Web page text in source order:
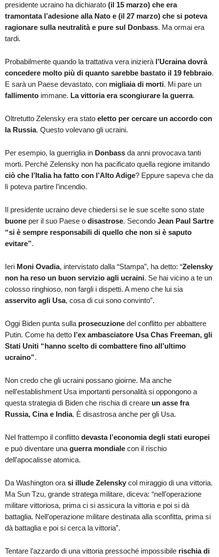
presidente ucraino ha dichiarato (il 15 marzo) che era
tramontata l’adesione alla Nato e (il 27 marzo) che si poteva
ragionare sulla neutralità e pure sul Donbass. Ma ormai era
tardi.
Probabilmente quando la trattativa vera inizierà l’Ucraina dovrà
concedere molto più di quanto sarebbe bastato il 19 febbraio.
E sarà un Paese devastato, con migliaia di morti. Mi pare un
fallimento immane. La vittoria era scongiurare la guerra.
Oltretutto Zelensky era stato eletto per cercare un accordo con
la Russia. Questo volevano gli ucraini.
Per esempio, la guerriglia in Donbass da anni provocava tanti
morti. Perché Zelensky non ha pacificato quella regione imitando
ciò che l’Italia ha fatto con l’Alto Adige? Eppure sapeva che da
lì poteva partire l’incendio.
Il presidente ucraino deve chiedersi se le sue scelte sono state
buone per il suo Paese o disastrose. Secondo Jean Paul Sartre
“si è sempre responsabili di quello che non si è saputo
evitare”.
Ieri Moni Ovadia, intervistato dalla “Stampa”, ha detto: “Zelensky
non ha reso un buon servizio agli ucraini. Se hai vicino a te un
colosso ringhioso, non fargli i dispetti. A meno che lui sia
asservito agli Usa, cosa di cui sono convinto”.
Oggi Biden punta sulla prosecuzione del conflitto per abbattere
Putin. Come ha detto l’ex ambasciatore Usa Chas Freeman, gli
Stati Uniti “hanno scelto di combattere fino all’ultimo
ucraino”.
Non credo che gli ucraini possano gioirne. Ma anche
nell’establishment Usa importanti personalità si oppongono a
questa strategia di Biden che rischia di creare un asse fra
Russia, Cina e India. È disastrosa anche per gli Usa.
Nel frattempo il conflitto devasta l’economia degli stati europei
e può diventare una guerra mondiale con il rischio
dell’apocalisse atomica.
Da Washington ora si illude Zelensky col miraggio di una vittoria.
Ma Sun Tzu, grande stratega militare, diceva: “nell’operazione
militare vittoriosa, prima ci si assicura la vittoria e poi si dà
battaglia. Nell’operazione militare destinata alla sconfitta, prima si
dà battaglia e poi si cerca la vittoria”.
Tentare l’azzardo di una vittoria pressoché impossibile rischia di